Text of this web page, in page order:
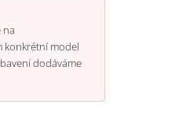
na
konkrétní model
dodáváme